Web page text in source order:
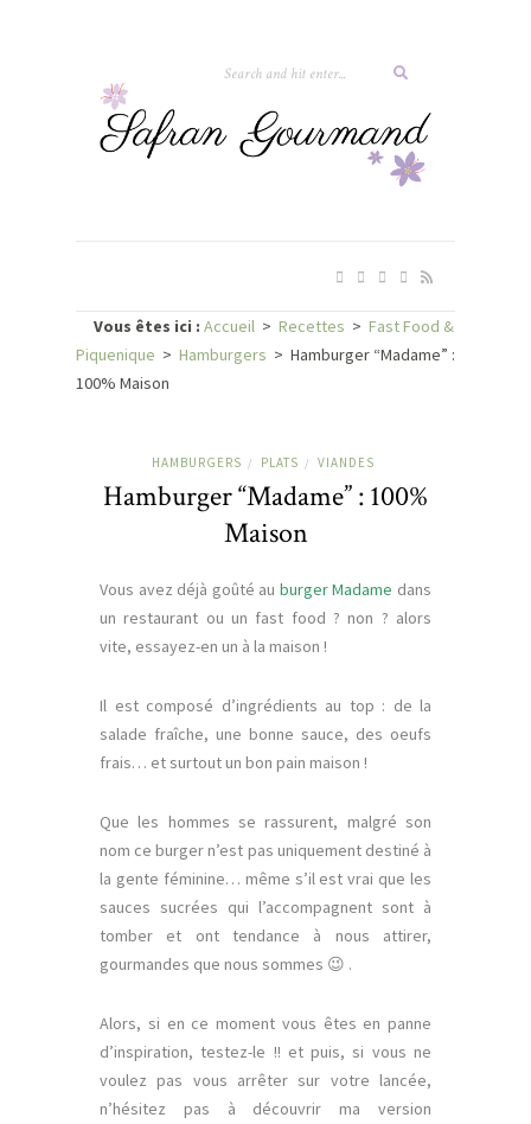
Vous êtes ici : Accueil > Recettes > Fast Food &
Piquenique > Hamburgers > Hamburger “Madame” :
100% Maison
HAMBURGERS / PLATS / VIANDES
Hamburger “Madame” : 100%
Maison
Vous avez déjà goûté au burger Madame dans
un restaurant ou un fast food ? non ? alors
vite, essayez-en un à la maison !
Il est composé d’ingrédients au top : de la
salade fraîche, une bonne sauce, des oeufs
frais… et surtout un bon pain maison !
Que les hommes se rassurent, malgré son
nom ce burger n’est pas uniquement destiné à
la gente féminine… même s’il est vrai que les
sauces sucrées qui l’accompagnent sont à
tomber et ont tendance à nous attirer,
gourmandes que nous sommes 😉 .
Alors, si en ce moment vous êtes en panne
d’inspiration, testez-le !! et puis, si vous ne
voulez pas vous arrêter sur votre lancée,
n’hésitez pas à découvrir ma version